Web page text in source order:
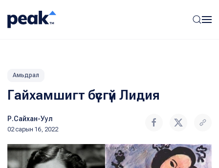
Амьдрал
Гайхамшигт бүсгүй Лидия
Р.Сайхан-Уул
02 сарын 16, 2022